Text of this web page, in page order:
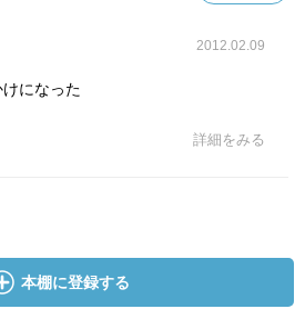
2012.02.09
になった
詳細をみる
本棚に登録する